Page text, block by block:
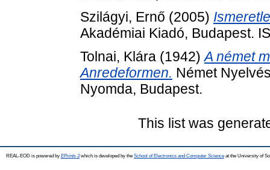
Szilágyi, Ernő (2005)
Akadémiai Kiadó, Budapest.
Tolnai, Klára (1942)A német
Anredeformen. Német
Nyomda, Budapest.
This list was
REAL-EOD is powered by EPrints 3which is developed by the School of Electronics and Computer Science at the University of